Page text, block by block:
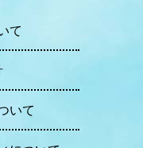
て
いて